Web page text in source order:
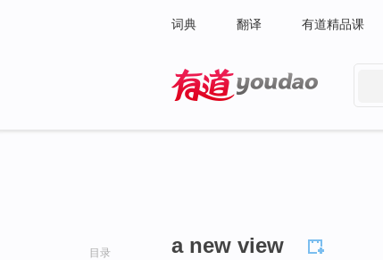
词典 翻译 有道精品课
目录 a new view